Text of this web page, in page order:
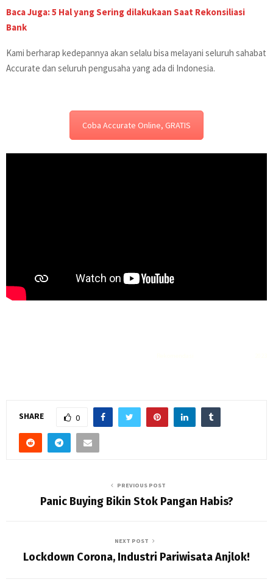
Baca Juga: 5 Hal yang Sering dilakukaan Saat Rekonsiliasi
Bank
Kami berharap kedepannya akan selalu bisa melayani seluruh sahabat
Accurate dan seluruh pengusaha yang ada di Indonesia.
Coba Accurate Online, GRATIS
SHARE 0
PREVIOUS POST
Panic Buying Bikin Stok Pangan Habis?
NEXT POST
Lockdown Corona, Industri Pariwisata Anjlok!